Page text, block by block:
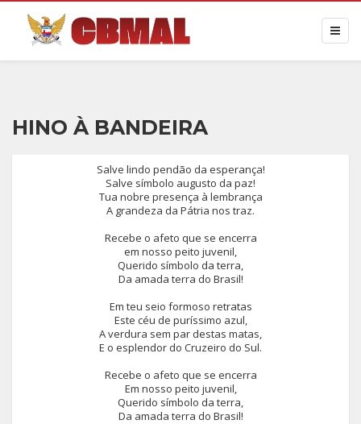
HINO À BANDEIRA
Salve lindo pendão da esperança!
Salve símbolo augusto da paz!
Tua nobre presença à lembrança
A grandeza da Pátria nos traz.
Recebe o afeto que se encerra
em nosso peito juvenil,
Querido símbolo da terra,
Da amada terra do Brasil!
Em teu seio formoso retratas
Este céu de puríssimo azul,
A verdura sem par destas matas,
E o esplendor do Cruzeiro do Sul.
Recebe o afeto que se encerra
Em nosso peito juvenil,
Querido símbolo da terra,
Da amada terra do Brasil!